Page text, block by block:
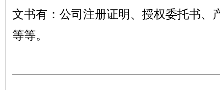
文书有：公司注册证明、授权委托书、
等等。